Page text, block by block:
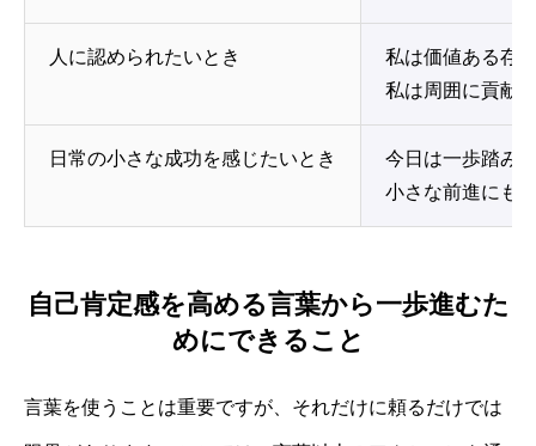
人に認められたいとき
私は価値ある存
私は周囲に貢献
日常の小さな成功を感じたいとき
今日は一歩踏み
小さな前進にも
自己肯定感を高める言葉から一歩進むた
めにできること
言葉を使うことは重要ですが、それだけに頼るだけでは